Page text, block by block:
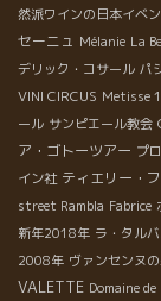
然派ワインの日本イベ
セーニュ Mélanie La
デリック・コサール パ
VINI CIRCUS Metisse
ール サンピエール教会
ア・ゴトーツアー プ
イン社 ティエリー・
street Rambla Fabrice
新年2018年 ラ・タル
2008年 ヴァンセンヌ
VALETTE Domaine